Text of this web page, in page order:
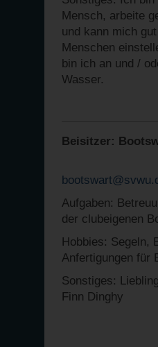
Mensch, arbeite
und kann mich
Menschen
bin ich an und /
Wasser.
Beisitzer:
Aufgaben:
der clubeigenen
Hobbies: Segeln,
Anfertigungen für
Sonstiges:
Finn Dinghy